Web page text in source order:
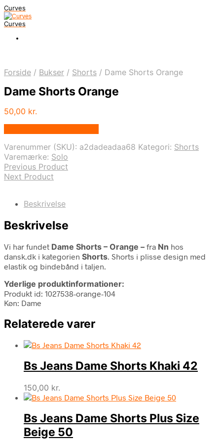
Curves
Curves
Forside / Bukser / Shorts / Dame Shorts Orange
Dame Shorts Orange
50,00 kr.
Varenummer (SKU): a2dadeadaa68 Kategori: Shorts
Varemærke: Solo
Previous Product
Next Product
Beskrivelse
Beskrivelse
Vi har fundet Dame Shorts – Orange – fra Nn hos
dansk.dk i kategorien Shorts. Shorts i plisse design med
elastik og bindebånd i taljen.
Yderlige produktinformationer:
Produkt id: 1027538-orange-104
Køn: Dame
Relaterede varer
Bs Jeans Dame Shorts Khaki 42
150,00 kr.
Bs Jeans Dame Shorts Plus Size
Beige 50